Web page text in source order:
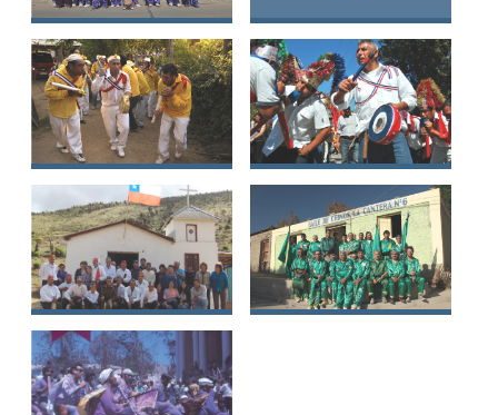
Baile n° 11 San
Isidro Río Elqui del
Pueblo de la Unión
Baile Chino Unión
Los Cruceros de
Nogales
Baile Chino
Hermanos Prado de
Maitenes
Baile Chino de Cay
Agrupacion
Campesina de
Chinos de Quebrada
Quemada
Baile de Chinos La